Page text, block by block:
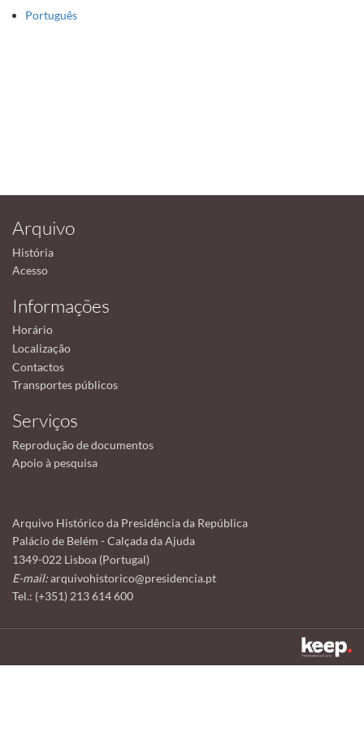
Português
Arquivo
História
Acesso
Informações
Horário
Localização
Contactos
Transportes públicos
Serviços
Reprodução de documentos
Apoio à pesquisa
Arquivo Histórico da Presidência da República
Palácio de Belém - Calçada da Ajuda
1349-022 Lisboa (Portugal)
E-mail:arquivohistorico@presidencia.pt
Tel.: (+351) 213 614 600